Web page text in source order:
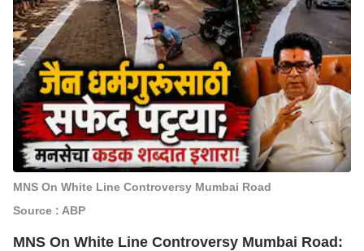
MNS On White Line Controversy Mumbai Road
Source : ABP
MNS On White Line Controversy Mumbai Road: